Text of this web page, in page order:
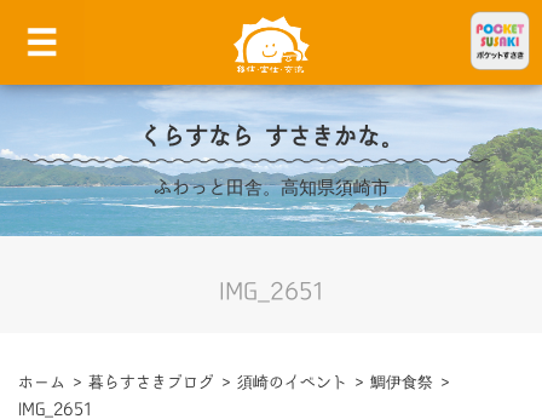
くらすなら すさきかな。
ふわっと田舎。高知県須崎市
IMG_2651
ホーム > 暮らすさきブログ > 須崎のイベント > 鯛伊食祭 >
IMG_2651